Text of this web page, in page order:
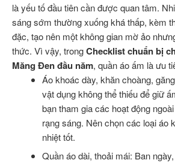
là yếu tố đầu tiên cần được quan tâm.
sáng sớm thường xuống khá thấp, kèm
đặc, tạo nên một không gian mờ ảo
thức. Vì vậy, trongChecklist chuẩn bị
Măng Đen đầu năm, quần áo ấm là ưu
Áo khoác dày, khăn choàng,
vật dụng không thể thiếu để giữ
bạn tham gia các hoạt động
rạng sáng. Nên chọn các loại áo
nhiệt tốt.
Quần áo dài, thoải mái: Ban